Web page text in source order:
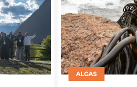
ACUICULTURA